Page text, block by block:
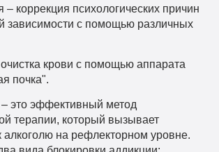
– коррекция психологических причин
зависимости с помощью различных
крови с помощью аппарата
почка".
это эффективный метод
терапии, который вызывает
алкоголю на рефлекторном уровне.